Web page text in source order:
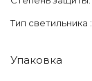
Тип светильника :
Упаковка